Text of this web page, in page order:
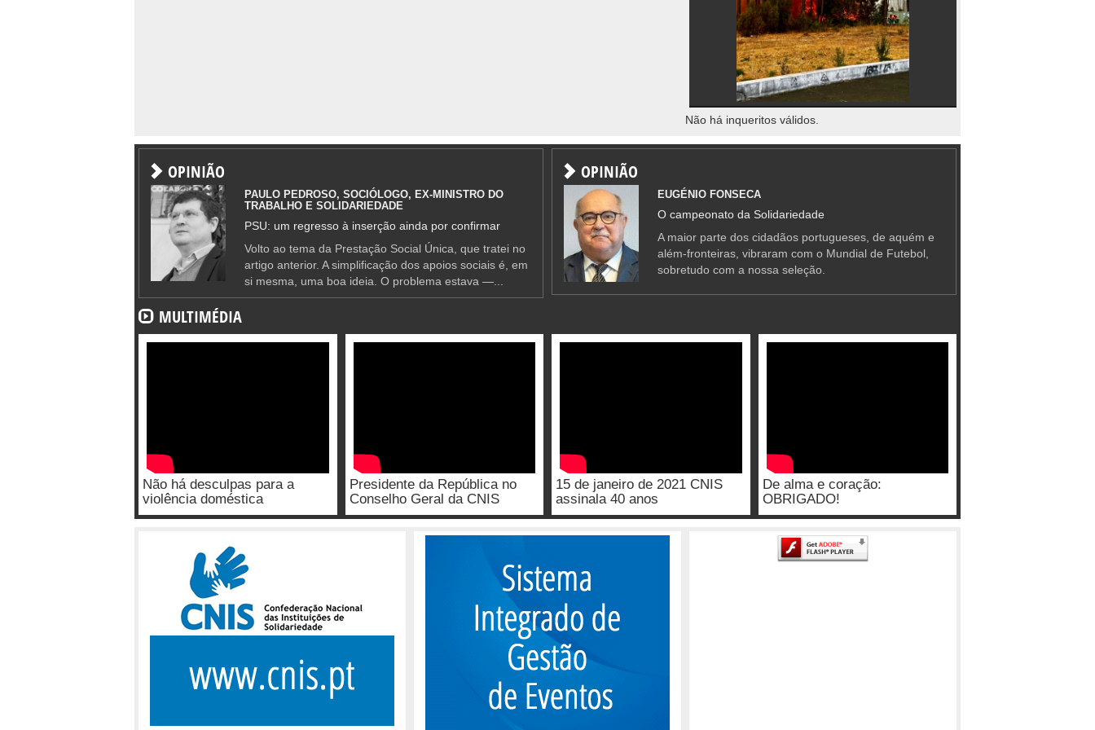
Não há inqueritos válidos.
OPINIÃO
PAULO PEDROSO, SOCIÓLOGO, EX-MINISTRO DO
TRABALHO E SOLIDARIEDADE
PSU: um regresso à inserção ainda por confirmar
Volto ao tema da Prestação Social Única, que tratei no
artigo anterior. A simplificação dos apoios sociais é, em
si mesma, uma boa ideia. O problema estava —...
OPINIÃO
EUGÉNIO FONSECA
O campeonato da Solidariedade
A maior parte dos cidadãos portugueses, de aquém e
além-fronteiras, vibraram com o Mundial de Futebol,
sobretudo com a nossa seleção.
MULTIMÉDIA
Não há desculpas para a
violência doméstica
Presidente da República no
Conselho Geral da CNIS
15 de janeiro de 2021 CNIS
assinala 40 anos
De alma e coração:
OBRIGADO!